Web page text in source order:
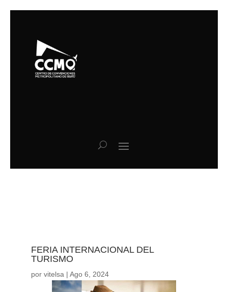
FERIA INTERNACIONAL DEL
TURISMO
por vitelsa | Ago 6, 2024